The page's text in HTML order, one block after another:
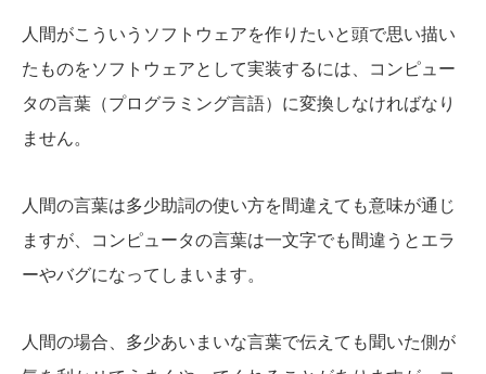
人間がこういうソフトウェアを作りたいと頭で思い描い
たものをソフトウェアとして実装するには、コンピュー
タの言葉（プログラミング言語）に変換しなければなり
ません。
人間の言葉は多少助詞の使い方を間違えても意味が通じ
ますが、コンピュータの言葉は一文字でも間違うとエラ
ーやバグになってしまいます。
人間の場合、多少あいまいな言葉で伝えても聞いた側が